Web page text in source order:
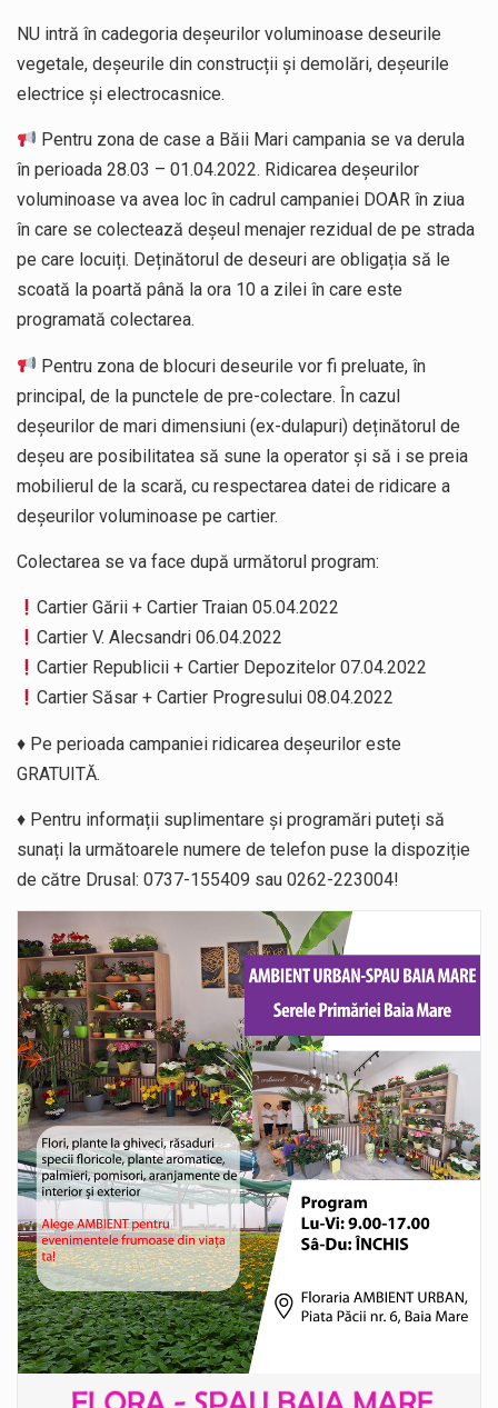
NU intră în cadegoria deșeurilor voluminoase deseurile
vegetale, deșeurile din construcții și demolări, deșeurile
electrice și electrocasnice.
Pentru zona de case a Băii Mari campania se va derula
în perioada 28.03 – 01.04.2022. Ridicarea deșeurilor
voluminoase va avea loc în cadrul campaniei DOAR în ziua
în care se colectează deșeul menajer rezidual de pe strada
pe care locuiți. Deținătorul de deseuri are obligația să le
scoată la poartă până la ora 10 a zilei în care este
programată colectarea.
Pentru zona de blocuri deseurile vor fi preluate, în
principal, de la punctele de pre-colectare. În cazul
deșeurilor de mari dimensiuni (ex-dulapuri) deținătorul de
deșeu are posibilitatea să sune la operator și să i se preia
mobilierul de la scară, cu respectarea datei de ridicare a
deșeurilor voluminoase pe cartier.
Colectarea se va face după următorul program:
Cartier Gării + Cartier Traian 05.04.2022
Cartier V. Alecsandri 06.04.2022
Cartier Republicii + Cartier Depozitelor 07.04.2022
Cartier Săsar + Cartier Progresului 08.04.2022
♦️ Pe perioada campaniei ridicarea deșeurilor este
GRATUITĂ.
♦️ Pentru informații suplimentare și programări puteți să
sunați la următoarele numere de telefon puse la dispoziție
de către Drusal: 0737-155409 sau 0262-223004!